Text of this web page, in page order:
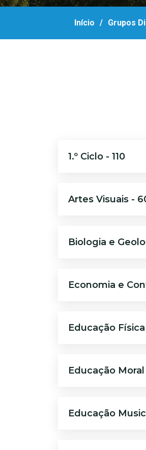
Início Grupos
1.º Ciclo - 110
Artes Visuais -
Biologia e
Economia e
Educação
Educação
Educação